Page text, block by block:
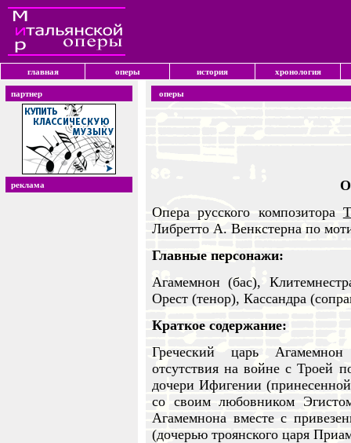
главная оперы история хронология
партнер
реклама
оперы
Опера русского композитора
Либретто А. Венкстерна по
Главные персонажи:
Агамемнон (бас),
Орест (тенор), Кассандра
Краткое содержание:
Греческий царь Агамемнон
отсутствия на войне с Троей
дочери Ифигении
со своим любовником
Агамемнона вместе с
(дочерью троянского царя